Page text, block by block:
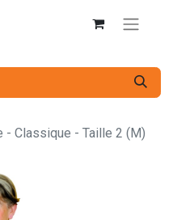
- Classique - Taille 2 (M)